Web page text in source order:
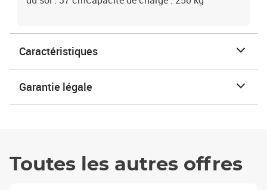
Caractéristiques
Garantie légale
Toutes les autres offres